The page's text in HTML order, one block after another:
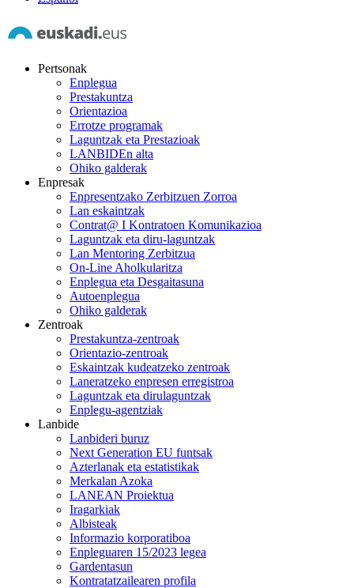
Pertsonak
Enplegua
Prestakuntza
Orientazioa
Errotze programak
Laguntzak eta Prestazioak
LANBIDEn alta
Ohiko galderak
Enpresak
Enpresentzako Zerbitzuen Zorroa
Lan eskaintzak
Contrat@ I Kontratoen Komunikazioa
Laguntzak eta diru-laguntzak
Lan Mentoring Zerbitzua
On-Line Aholkularitza
Enplegua eta Desgaitasuna
Autoenplegua
Ohiko galderak
Zentroak
Prestakuntza-zentroak
Orientazio-zentroak
Eskaintzak kudeatzeko zentroak
Laneratzeko enpresen erregistroa
Laguntzak eta dirulaguntzak
Enplegu-agentziak
Lanbide
Lanbideri buruz
Next Generation EU funtsak
Azterlanak eta estatistikak
Merkalan Azoka
LANEAN Proiektua
Iragarkiak
Albisteak
Informazio korporatiboa
Enpleguaren 15/2023 legea
Gardentasun
Kontratatzailearen profila